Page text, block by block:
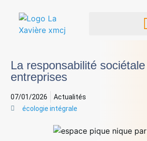
La responsabilité
entreprises
07/01/2026
Actualités
écologie intégrale